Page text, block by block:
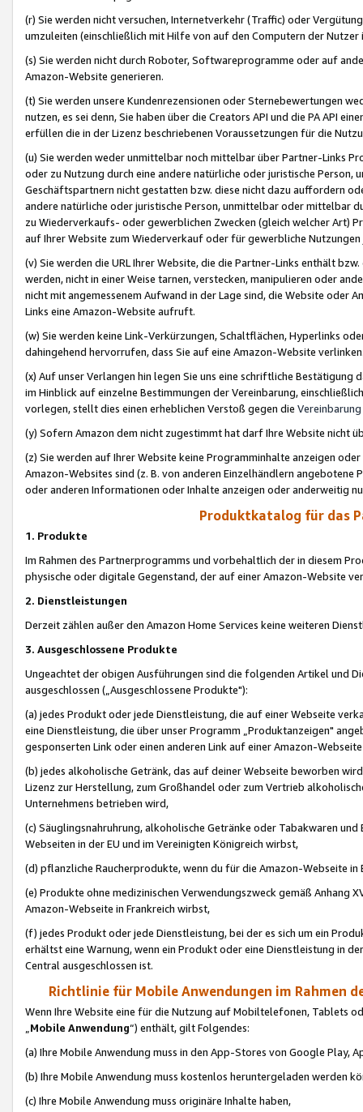
(r) Sie werden nicht versuchen, Internetverkehr (Traffic) oder
umzuleiten (einschließlich mit Hilfe von auf den Computern der
(s) Sie werden nicht durch Roboter, Softwareprogramme oder auf
Amazon-Website generieren.
(t) Sie werden unsere Kundenrezensionen oder Sternebewertungen
nutzen, es sei denn, Sie haben über die Creators API und die PA API
erfüllen die in der Lizenz beschriebenen Voraussetzungen für die
(u) Sie werden weder unmittelbar noch mittelbar über Partner-Links
oder zu Nutzung durch eine andere natürliche oder juristische
Geschäftspartnern nicht gestatten bzw. diese nicht dazu auffordern
andere natürliche oder juristische Person, unmittelbar oder mittelbar
zu Wiederverkaufs- oder gewerblichen Zwecken (gleich welcher Art)
auf Ihrer Website zum Wiederverkauf oder für gewerbliche
(v) Sie werden die URL Ihrer Website, die die Partner-Links enthält
werden, nicht in einer Weise tarnen, verstecken, manipulieren oder
nicht mit angemessenem Aufwand in der Lage sind, die Website oder
Links eine Amazon-Website aufruft.
(w) Sie werden keine Link-Verkürzungen, Schaltflächen, Hyperlinks
dahingehend hervorrufen, dass Sie auf eine Amazon-Website
(x) Auf unser Verlangen hin legen Sie uns eine schriftliche
im Hinblick auf einzelne Bestimmungen der Vereinbarung,
vorlegen, stellt dies einen erheblichen Verstoß gegen die Vereinbarung
(y) Sofern Amazon dem nicht zugestimmt hat darf Ihre Website nicht
(z) Sie werden auf Ihrer Website keine Programminhalte anzeigen
Amazon-Websites sind (z. B. von anderen Einzelhändlern
oder anderen Informationen oder Inhalte anzeigen oder anderweitig
Produktkatalog für das
1. Produkte
Im Rahmen des Partnerprogramms und vorbehaltlich der in diesem
physische oder digitale Gegenstand, der auf einer Amazon-Website
2. Dienstleistungen
Derzeit zählen außer den Amazon Home Services keine weiteren
3. Ausgeschlossene Produkte
Ungeachtet der obigen Ausführungen sind die folgenden Artikel und
ausgeschlossen („Ausgeschlossene Produkte"):
(a) jedes Produkt oder jede Dienstleistung, die auf einer Webseite
eine Dienstleistung, die über unser Programm „Produktanzeigen"
gesponserten Link oder einen anderen Link auf einer Amazon-
(b) jedes alkoholische Getränk, das auf deiner Webseite beworben
Lizenz zur Herstellung, zum Großhandel oder zum Vertrieb
Unternehmens betrieben wird,
(c) Säuglingsnahruhrung, alkoholische Getränke oder Tabakwaren
Webseiten in der EU und im Vereinigten Königreich wirbst,
(d) pflanzliche Raucherprodukte, wenn du für die Amazon-Webseite in
(e) Produkte ohne medizinischen Verwendungszweck gemäß Anhang
Amazon-Webseite in Frankreich wirbst,
(f) jedes Produkt oder jede Dienstleistung, bei der es sich um ein
erhältst eine Warnung, wenn ein Produkt oder eine Dienstleistung in
Central ausgeschlossen ist.
Richtlinie für Mobile Anwendungen im Rahmen
Wenn Ihre Website eine für die Nutzung auf Mobiltelefonen, Tablets
„Mobile Anwendung“) enthält, gilt Folgendes:
(a) Ihre Mobile Anwendung muss in den App-Stores von Google Play,
(b) Ihre Mobile Anwendung muss kostenlos heruntergeladen werden
(c) Ihre Mobile Anwendung muss originäre Inhalte haben,